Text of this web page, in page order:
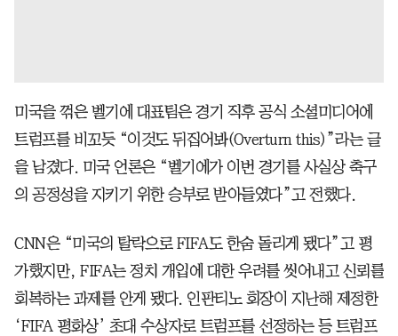
미국을 꺾은 벨기에 대표팀은 경기 직후 공식 소셜미디어에
트럼프를 비꼬듯 “이것도 뒤집어봐(Overturn this)”라는 글
을 남겼다. 미국 언론은 “벨기에가 이번 경기를 사실상 축구
의 공정성을 지키기 위한 승부로 받아들였다”고 전했다.
CNN은 “미국의 탈락으로 FIFA도 한숨 돌리게 됐다”고 평
가했지만, FIFA는 정치 개입에 대한 우려를 씻어내고 신뢰를
회복하는 과제를 안게 됐다. 인판티노 회장이 지난해 제정한
‘FIFA 평화상’ 초대 수상자로 트럼프를 선정하는 등 트럼프